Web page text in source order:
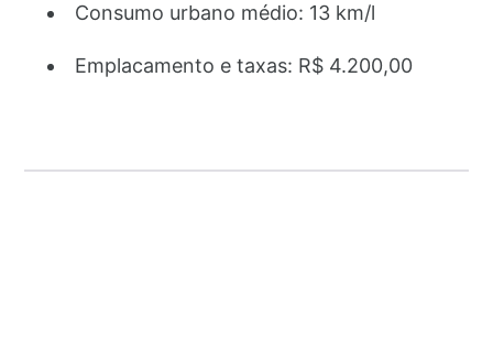
Consumo urbano médio: 13 km/l
Emplacamento e taxas: R$ 4.200,00